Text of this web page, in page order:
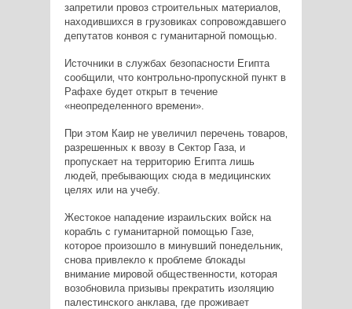
запретили провоз строительных материалов‚
находившихся в грузовиках сопровождавшего
депутатов конвоя с гуманитарной помощью.
Источники в службах безопасности Египта
сообщили‚ что контрольно-пропускной пункт в
Рафахе будет открыт в течение
«неопределенного времени».
При этом Каир не увеличил перечень товаров‚
разрешенных к ввозу в Сектор Газа‚ и
пропускает на территорию Египта лишь
людей‚ пребывающих сюда в медицинских
целях или на учебу.
Жестокое нападение израильских войск на
корабль с гуманитарной помощью Газе‚
которое произошло в минувший понедельник‚
снова привлекло к проблеме блокады
внимание мировой общественности‚ которая
возобновила призывы прекратить изоляцию
палестинского анклава‚ где проживает